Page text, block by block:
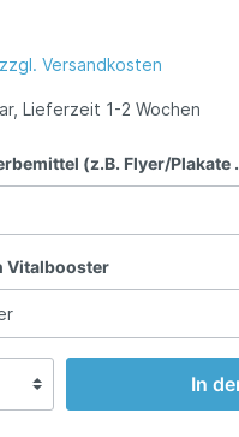
Versandkosten
Lieferzeit 1-2 Wochen
(z.B. Flyer/Plakate
Vitalbooster
In